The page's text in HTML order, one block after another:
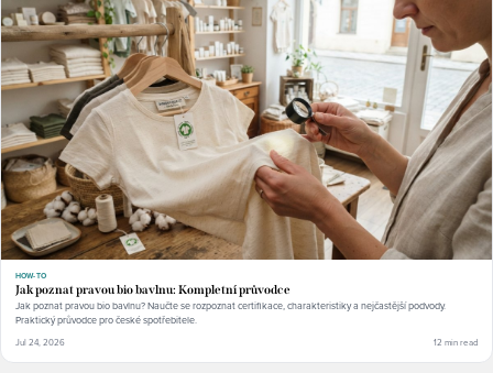
HOW-TO
Jak poznat pravou bio bavlnu: Kompletní průvodce
Jak poznat pravou bio bavlnu? Naučte se rozpoznat certifikace, charakteristiky a nejčastější podvody.
Praktický průvodce pro české spotřebitele.
Jul 24, 2026 12 min read